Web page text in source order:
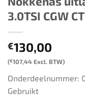
3.0TSI CGW
€130,00
(€107,44 Excl. BTW)
Onderdeelnummer:
Gebruikt